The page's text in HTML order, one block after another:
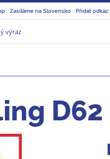
Zasíláme na Slovensko Přidat odkaz
D62